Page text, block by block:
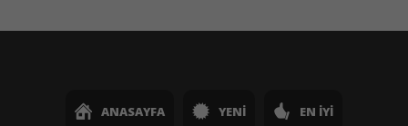
ANASAYFA YENI EN İYI